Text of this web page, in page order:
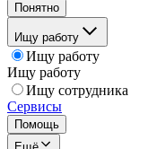
Понятно
Ищу работу
Ищу работу
Ищу работу
Ищу сотрудника
Сервисы
Помощь